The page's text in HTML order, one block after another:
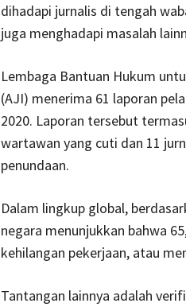
dihadapi jurnalis di tengah
juga menghadapi masalah
Lembaga Bantuan Hukum
(AJI) menerima 61 laporan
2020. Laporan tersebut
wartawan yang cuti dan 11
penundaan.
Dalam lingkup global,
negara menunjukkan bahwa
kehilangan pekerjaan, atau
Tantangan lainnya adalah